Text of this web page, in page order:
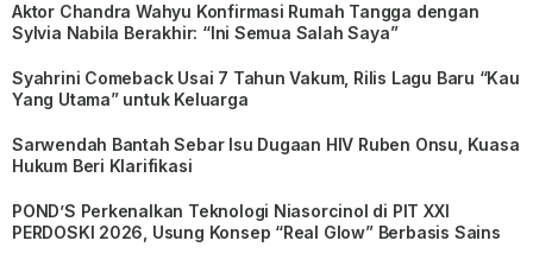
Aktor Chandra Wahyu Konfirmasi Rumah Tangga dengan
Sylvia Nabila Berakhir: “Ini Semua Salah Saya”
Syahrini Comeback Usai 7 Tahun Vakum, Rilis Lagu Baru “Kau
Yang Utama” untuk Keluarga
Sarwendah Bantah Sebar Isu Dugaan HIV Ruben Onsu, Kuasa
Hukum Beri Klarifikasi
POND’S Perkenalkan Teknologi Niasorcinol di PIT XXI
PERDOSKI 2026, Usung Konsep “Real Glow” Berbasis Sains